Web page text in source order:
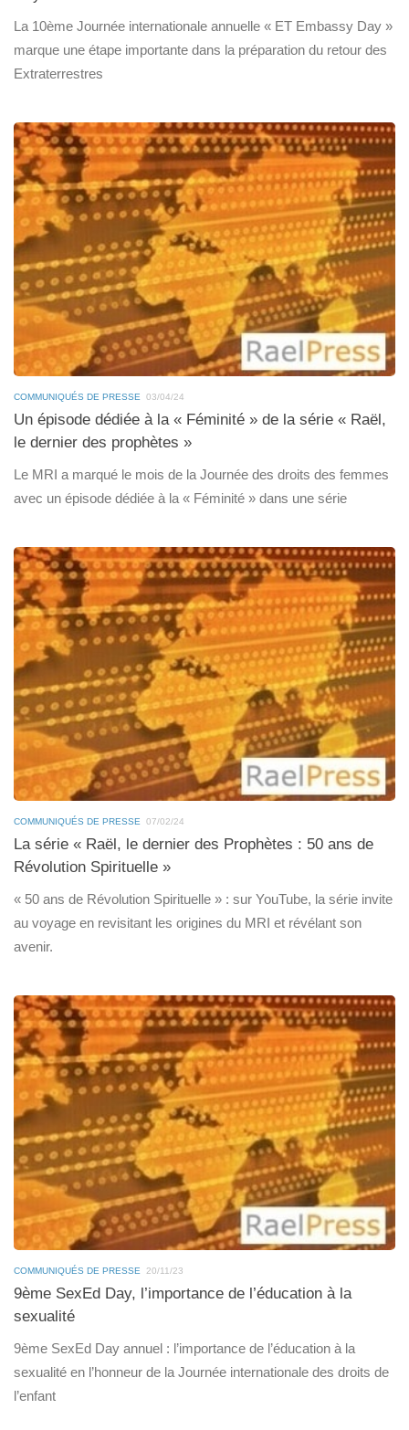
La 10ème Journée internationale annuelle « ET Embassy Day »
marque une étape importante dans la préparation du retour des
Extraterrestres
COMMUNIQUÉS DE PRESSE 03/04/24
Un épisode dédiée à la « Féminité » de la série « Raël,
le dernier des prophètes »
Le MRI a marqué le mois de la Journée des droits des femmes
avec un épisode dédiée à la « Féminité » dans une série
COMMUNIQUÉS DE PRESSE 07/02/24
La série « Raël, le dernier des Prophètes : 50 ans de
Révolution Spirituelle »
« 50 ans de Révolution Spirituelle » : sur YouTube, la série invite
au voyage en revisitant les origines du MRI et révélant son
avenir.
COMMUNIQUÉS DE PRESSE 20/11/23
9ème SexEd Day, l’importance de l’éducation à la
sexualité
9ème SexEd Day annuel : l’importance de l’éducation à la
sexualité en l’honneur de la Journée internationale des droits de
l’enfant